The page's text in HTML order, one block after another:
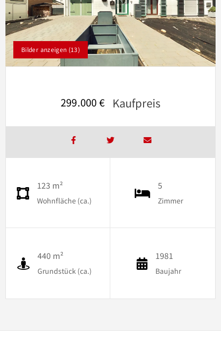
Bilder anzeigen (13)
299.000 € Kaufpreis
123 m²
Wohnfläche (ca.)
5
Zimmer
440 m²
Grundstück (ca.)
1981
Baujahr